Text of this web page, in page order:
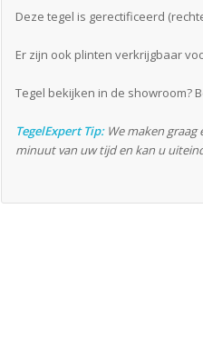
Deze tegel is gerectificeerd
Er zijn ook plinten verkrijgbaar
Tegel bekijken in de showroom?
TegelExpert Tip:We maken graag
minuut van uw tijd en kan u